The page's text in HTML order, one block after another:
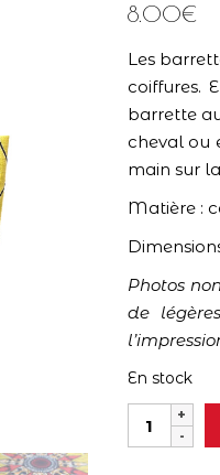
8.00€
Les
coiffures.
barrette
cheval ou
main sur
Matière :
Photos
de
En stock
quantité
de